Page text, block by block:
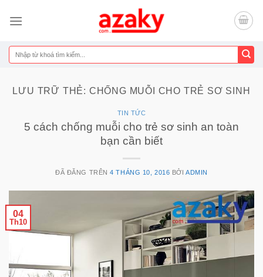
đến
dung
Tìm
kiếm:
LƯU TRỮ THẺ: CHỐNG MUỖI CHO TRẺ SƠ SINH
TIN TỨC
5 cách chống muỗi cho trẻ sơ sinh an toàn
bạn cần biết
ĐÃ ĐĂNG TRÊN4 THÁNG 10, 2016 BỞIADMIN
04
Th10